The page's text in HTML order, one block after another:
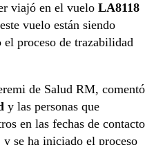
viajó en el vuelo LA8118
vuelo están siendo
el proceso de trazabilidad
de Salud RM, comentó
y las personas que
en las fechas de contacto
se ha iniciado el proceso